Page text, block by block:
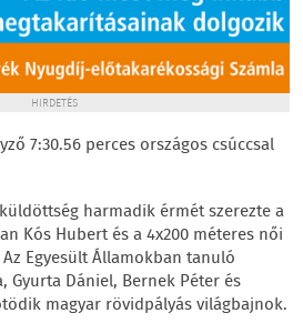
HIRDETÉS
7:30.56 perces országos csúccsal
harmadik érmét szerezte a
Kós Hubert és a 4x200 méteres női
Egyesült Államokban tanuló
Gyurta Dániel, Bernek Péter és
magyar rövidpályás világbajnok.